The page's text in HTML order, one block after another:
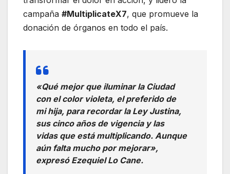
campaña #MultiplicateX7, que promueve la
donación de órganos en todo el país.
«Qué mejor que iluminar la Ciudad
con el color violeta, el preferido de
mi hija, para recordar la Ley Justina,
sus cinco años de vigencia y las
vidas que está multiplicando. Aunque
aún falta mucho por mejorar»,
expresó Ezequiel Lo Cane.